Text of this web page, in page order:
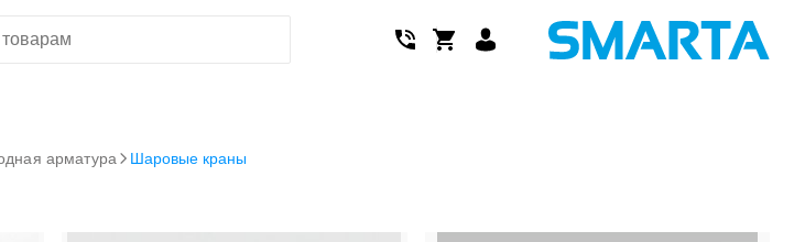
арматура Шаровые краны